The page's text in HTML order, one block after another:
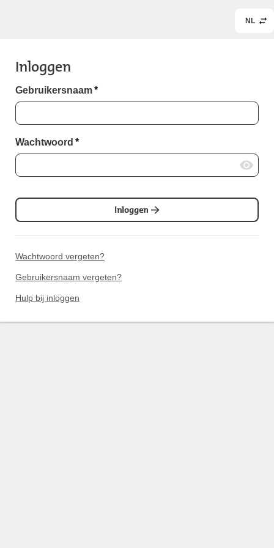
NL
Inloggen
Gebruikersnaam*
Wachtwoord *
Inloggen
Wachtwoord vergeten?
Gebruikersnaam vergeten?
Hulp bij inloggen